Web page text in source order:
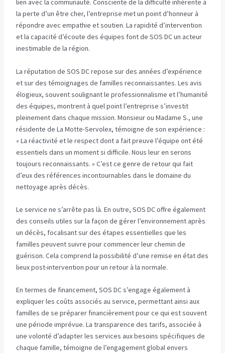
lien avec la communauté. Consciente de la difficulté inhérente à
la perte d’un être cher, l’entreprise met un point d’honneur à
répondre avec empathie et soutien. La rapidité d’intervention
et la capacité d’écoute des équipes font de SOS DC un acteur
inestimable de la région.
La réputation de SOS DC repose sur des années d’expérience
et sur des témoignages de familles reconnaissantes. Les avis
élogieux, souvent soulignant le professionnalisme et l’humanité
des équipes, montrent à quel point l’entreprise s’investit
pleinement dans chaque mission. Monsieur ou Madame S., une
résidente de La Motte-Servolex, témoigne de son expérience :
« La réactivité et le respect dont a fait preuve l’équipe ont été
essentiels dans un moment si difficile. Nous leur en serons
toujours reconnaissants. » C’est ce genre de retour qui fait
d’eux des références incontournables dans le domaine du
nettoyage après décès.
Le service ne s’arrête pas là. En outre, SOS DC offre également
des conseils utiles sur la façon de gérer l’environnement après
un décès, focalisant sur des étapes essentielles que les
familles peuvent suivre pour commencer leur chemin de
guérison. Cela comprend la possibilité d’une remise en état des
lieux post-intervention pour un retour à la normale.
En termes de financement, SOS DC s’engage également à
expliquer les coûts associés au service, permettant ainsi aux
familles de se préparer financièrement pour ce qui est souvent
une période imprévue. La transparence des tarifs, associée à
une volonté d’adapter les services aux besoins spécifiques de
chaque famille, témoigne de l’engagement global envers